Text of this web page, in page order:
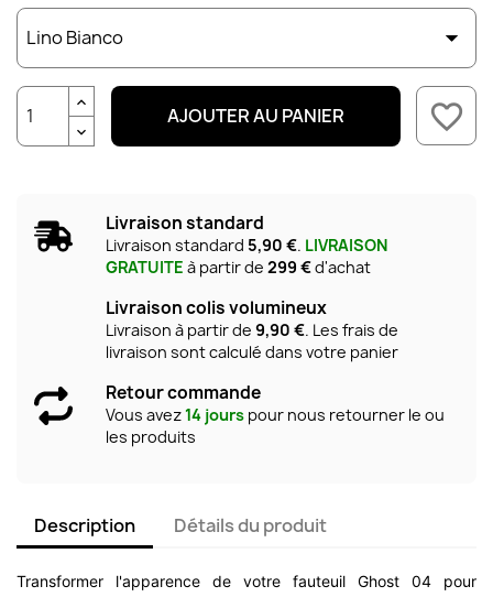
AJOUTER AU PANIER favorite_border
Livraison standard
Livraison standard 5,90 €. LIVRAISON
GRATUITE à partir de 299 €d'achat
Livraison colis volumineux
Livraison à partir de 9,90 €. Les frais de
livraison sont calculé dans votre panier
Retour commande
Vous avez14 jours pour nous retourner le ou
les produits
Description Détails du produit
Transformer l'apparence de votre fauteuil Ghost 04 pour